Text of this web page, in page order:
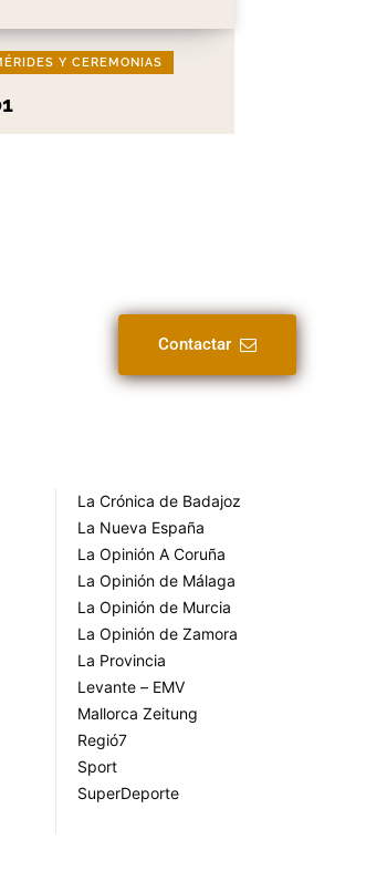
Y CEREMONIAS
Contactar
La Crónica de Badajoz
La Nueva España
La Opinión A Coruña
La Opinión de Málaga
La Opinión de Murcia
La Opinión de Zamora
La Provincia
Levante – EMV
Mallorca Zeitung
Regió7
Sport
SuperDeporte